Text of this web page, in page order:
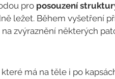
pro posouzení
ležet. Během vyšetření
zvýraznění některých
které má na těle i po